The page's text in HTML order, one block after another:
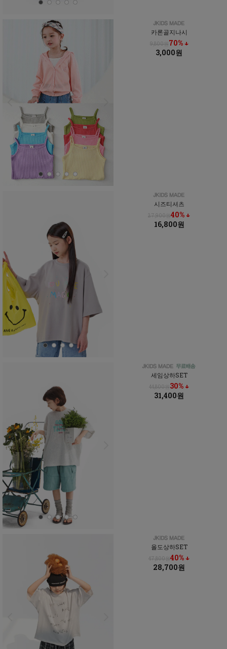
카론골지나시
9,800원 70% ↓
3,000원
시즈티셔츠
27,900원40% ↓
16,800원
세임상하SET
44,800원30% ↓
31,400원
올도상하SET
47,800원40% ↓
28,700원